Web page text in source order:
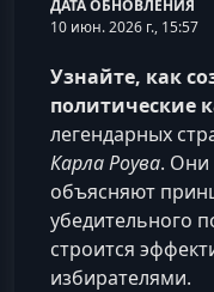
ДАТА ОБНОВЛЕНИЯ
10 июн. 2026 г., 15:57
Узнайте, как
политические
легендарных
Карла Роува. Они
объясняют
убедительного
строится
избирателями.